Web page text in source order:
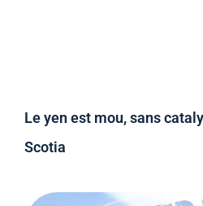
Le yen est mou, sans
Scotia